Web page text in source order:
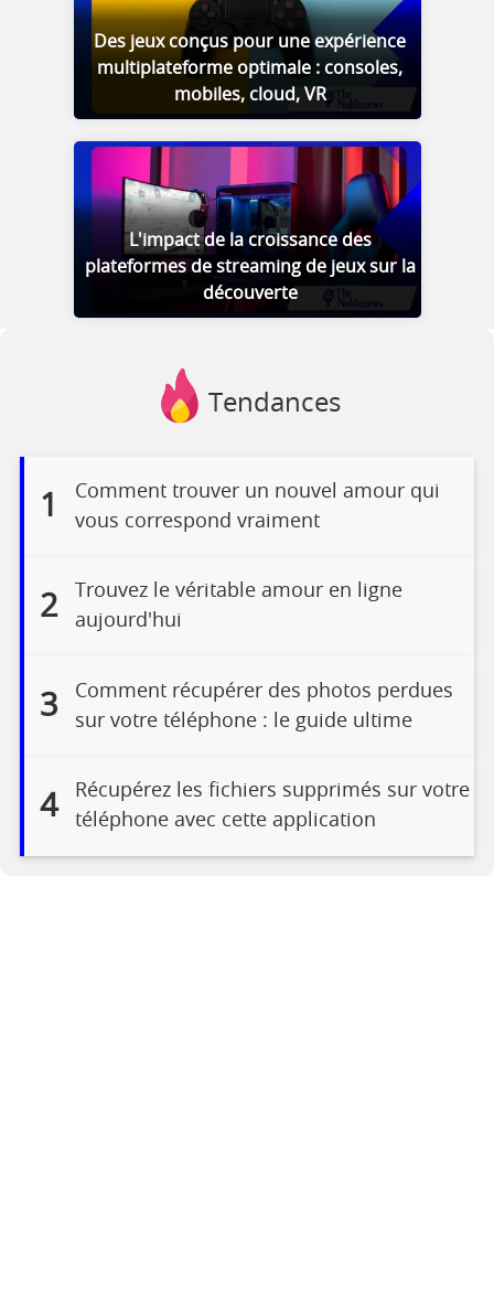
Des jeux conçus pour une expérience
multiplateforme optimale : consoles,
mobiles, cloud, VR
L'impact de la croissance des
plateformes de streaming de jeux sur la
découverte
Tendances
1
Comment trouver un nouvel amour qui
vous correspond vraiment
2
Trouvez le véritable amour en ligne
aujourd'hui
3
Comment récupérer des photos perdues
sur votre téléphone : le guide ultime
4
Récupérez les fichiers supprimés sur votre
téléphone avec cette application